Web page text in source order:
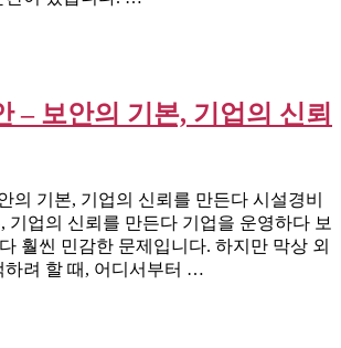
– 보안의 기본, 기업의 신뢰
의 기본, 기업의 신뢰를 만든다 시설경비
기업의 신뢰를 만든다 기업을 운영하다 보
훨씬 민감한 문제입니다. 하지만 막상 외
하려 할 때, 어디서부터 …